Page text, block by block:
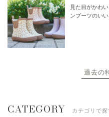
見た目がかわ
ンブーツのい
過去の
CATEGORY カテゴリで探